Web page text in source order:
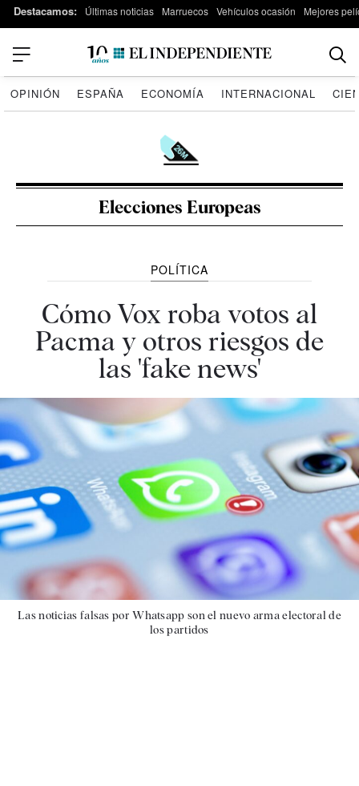
Destacamos: Últimas noticias Marruecos Vehículos ocasión Mejores
OPINIÓN ESPAÑA ECONOMÍA INTERNACIONAL
Elecciones Europeas
POLÍTICA
Cómo Vox roba votos al
Pacma y otros riesgos de
las 'fake news'
Las noticias falsas por Whatsapp son el nuevo arma electoral de
los partidos